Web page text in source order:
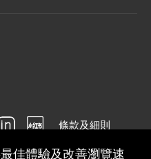
條款及細則
佳體驗及改善瀏覽速